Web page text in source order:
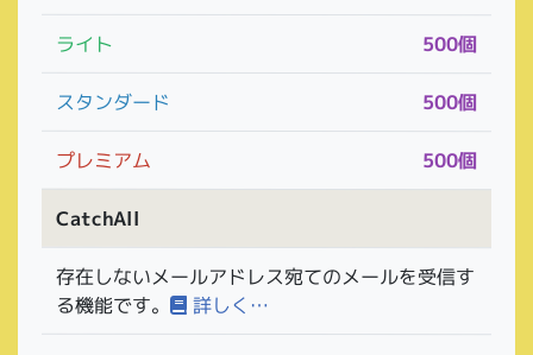
ライト 500個
スタンダード 500個
プレミアム 500個
CatchAll
存在しないメールアドレス宛てのメールを受信す
る機能です。 詳しく…